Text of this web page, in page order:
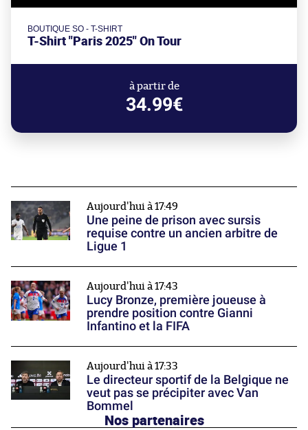
BOUTIQUE SO - T-SHIRT
T-Shirt "Paris 2025" On Tour
à partir de
34.99€
Aujourd'hui à 17:49
Une peine de prison avec sursis
requise contre un ancien arbitre de
Ligue 1
Aujourd'hui à 17:43
Lucy Bronze, première joueuse à
prendre position contre Gianni
Infantino et la FIFA
Aujourd'hui à 17:33
Le directeur sportif de la Belgique ne
veut pas se précipiter avec Van
Bommel
Nos partenaires